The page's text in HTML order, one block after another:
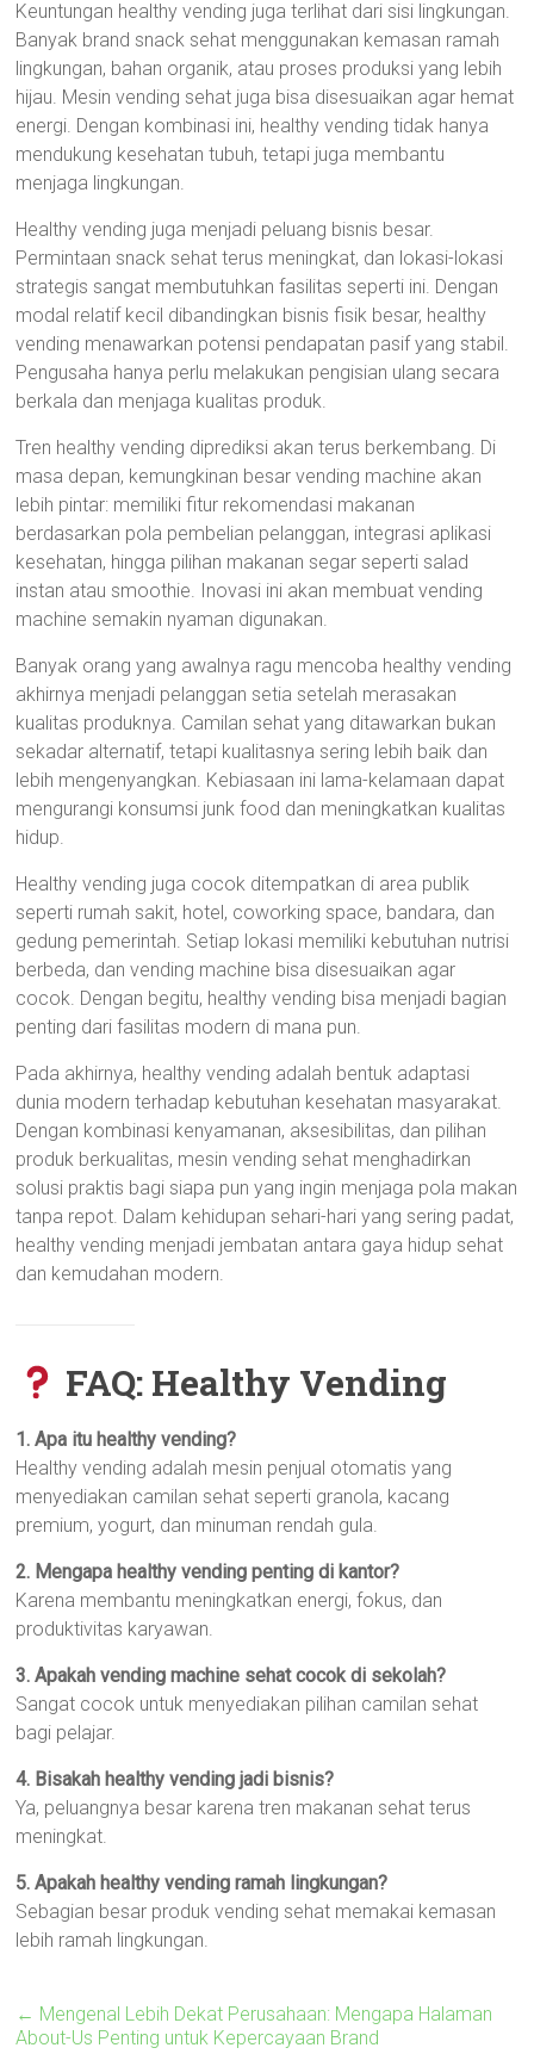
Keuntungan healthy vending juga terlihat dari sisi lingkungan.
Banyak brand snack sehat menggunakan kemasan ramah
lingkungan, bahan organik, atau proses produksi yang lebih
hijau. Mesin vending sehat juga bisa disesuaikan agar hemat
energi. Dengan kombinasi ini, healthy vending tidak hanya
mendukung kesehatan tubuh, tetapi juga membantu
menjaga lingkungan.
Healthy vending juga menjadi peluang bisnis besar.
Permintaan snack sehat terus meningkat, dan lokasi-lokasi
strategis sangat membutuhkan fasilitas seperti ini. Dengan
modal relatif kecil dibandingkan bisnis fisik besar, healthy
vending menawarkan potensi pendapatan pasif yang stabil.
Pengusaha hanya perlu melakukan pengisian ulang secara
berkala dan menjaga kualitas produk.
Tren healthy vending diprediksi akan terus berkembang. Di
masa depan, kemungkinan besar vending machine akan
lebih pintar: memiliki fitur rekomendasi makanan
berdasarkan pola pembelian pelanggan, integrasi aplikasi
kesehatan, hingga pilihan makanan segar seperti salad
instan atau smoothie. Inovasi ini akan membuat vending
machine semakin nyaman digunakan.
Banyak orang yang awalnya ragu mencoba healthy vending
akhirnya menjadi pelanggan setia setelah merasakan
kualitas produknya. Camilan sehat yang ditawarkan bukan
sekadar alternatif, tetapi kualitasnya sering lebih baik dan
lebih mengenyangkan. Kebiasaan ini lama-kelamaan dapat
mengurangi konsumsi junk food dan meningkatkan kualitas
hidup.
Healthy vending juga cocok ditempatkan di area publik
seperti rumah sakit, hotel, coworking space, bandara, dan
gedung pemerintah. Setiap lokasi memiliki kebutuhan nutrisi
berbeda, dan vending machine bisa disesuaikan agar
cocok. Dengan begitu, healthy vending bisa menjadi bagian
penting dari fasilitas modern di mana pun.
Pada akhirnya, healthy vending adalah bentuk adaptasi
dunia modern terhadap kebutuhan kesehatan masyarakat.
Dengan kombinasi kenyamanan, aksesibilitas, dan pilihan
produk berkualitas, mesin vending sehat menghadirkan
solusi praktis bagi siapa pun yang ingin menjaga pola makan
tanpa repot. Dalam kehidupan sehari-hari yang sering padat,
healthy vending menjadi jembatan antara gaya hidup sehat
dan kemudahan modern.
FAQ: Healthy Vending
1. Apa itu healthy vending?
Healthy vending adalah mesin penjual otomatis yang
menyediakan camilan sehat seperti granola, kacang
premium, yogurt, dan minuman rendah gula.
2. Mengapa healthy vending penting di kantor?
Karena membantu meningkatkan energi, fokus, dan
produktivitas karyawan.
3. Apakah vending machine sehat cocok di sekolah?
Sangat cocok untuk menyediakan pilihan camilan sehat
bagi pelajar.
4. Bisakah healthy vending jadi bisnis?
Ya, peluangnya besar karena tren makanan sehat terus
meningkat.
5. Apakah healthy vending ramah lingkungan?
Sebagian besar produk vending sehat memakai kemasan
lebih ramah lingkungan.
← Mengenal Lebih Dekat Perusahaan: Mengapa Halaman
About-Us Penting untuk Kepercayaan Brand